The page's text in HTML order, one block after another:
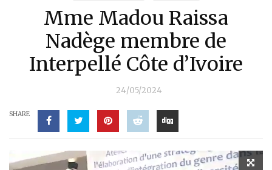
Mme Madou Raissa
Nadège membre de
Interpellé Côte d’Ivoire
24/05/2024
SHARE